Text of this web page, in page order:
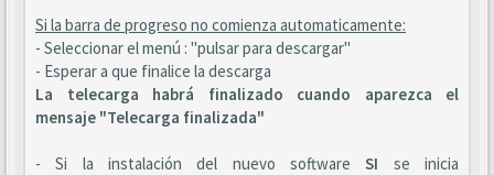
Si la barra de progreso no comienza automaticamente:
- Seleccionar el menú : "pulsar para descargar"
- Esperar a que finalice la descarga
La telecarga habrá finalizado cuando aparezca el
mensaje "Telecarga finalizada"
- Si la instalación del nuevo softwareSI se inicia